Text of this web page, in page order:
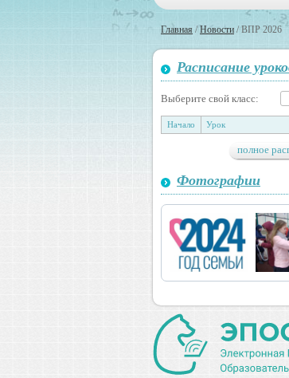
Главная /Новости / ВПР 2026
Расписание
Выберите свой класс:
Начало Урок
полное
Фотографии